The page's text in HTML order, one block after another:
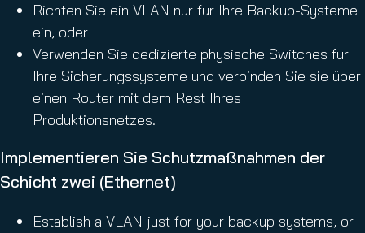
Richten Sie ein VLAN nur für Ihre Backup-Systeme
ein, oder
Verwenden Sie dedizierte physische Switches für
Ihre Sicherungssysteme und verbinden Sie sie über
einen Router mit dem Rest Ihres
Produktionsnetzes.
Implementieren Sie Schutzmaßnahmen der
Schicht zwei (Ethernet)
Establish a VLAN just for your backup systems, or